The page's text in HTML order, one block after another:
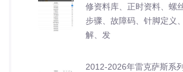
修资料库、正时资料、螺
步骤、故障码、针脚定义
解、发
2012-2026年雷克萨斯系